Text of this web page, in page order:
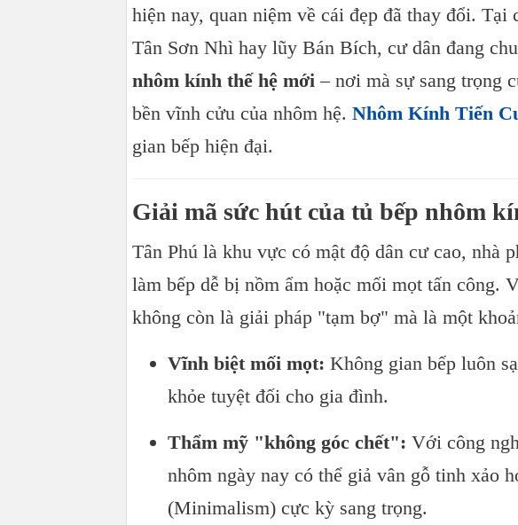
hiện nay, quan niệm về cái đẹp đã thay đổi.
Tân Sơn Nhì hay lũy Bán Bích, cư dân đang
nhôm kính thế hệ mới – nơi mà sự sang trọng
bền vĩnh cửu của nhôm hệ. Nhôm Kính Tiến
gian bếp hiện đại.
Giải mã sức hút của tủ bếp nhôm
Tân Phú là khu vực có mật độ dân cư cao, nhà
làm bếp dễ bị nồm ẩm hoặc mối mọt tấn công.
không còn là giải pháp "tạm bợ" mà là một
Vĩnh biệt mối mọt: Không gian bếp luôn
khỏe tuyệt đối cho gia đình.
Thẩm mỹ "không góc chết": Với công
nhôm ngày nay có thể giả vân gỗ tinh xảo
(Minimalism) cực kỳ sang trọng.